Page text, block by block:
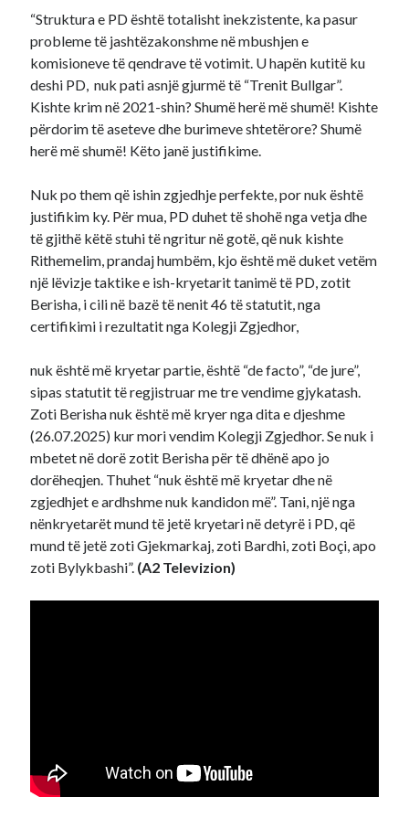
“Struktura e PD është totalisht inekzistente, ka pasur
probleme të jashtëzakonshme në mbushjen e
komisioneve të qendrave të votimit. U hapën kutitë ku
deshi PD, nuk pati asnjë gjurmë të “Trenit Bullgar”.
Kishte krim në 2021-shin? Shumë herë më shumë! Kishte
përdorim të aseteve dhe burimeve shtetërore? Shumë
herë më shumë! Këto janë justifikime.
Nuk po them që ishin zgjedhje perfekte, por nuk është
justifikim ky. Për mua, PD duhet të shohë nga vetja dhe
të gjithë këtë stuhi të ngritur në gotë, që nuk kishte
Rithemelim, prandaj humbëm, kjo është më duket vetëm
një lëvizje taktike e ish-kryetarit tanimë të PD, zotit
Berisha, i cili në bazë të nenit 46 të statutit, nga
certifikimi i rezultatit nga Kolegji Zgjedhor,
nuk është më kryetar partie, është “de facto”, “de jure”,
sipas statutit të regjistruar me tre vendime gjykatash.
Zoti Berisha nuk është më kryer nga dita e djeshme
(26.07.2025) kur mori vendim Kolegji Zgjedhor. Se nuk i
mbetet në dorë zotit Berisha për të dhënë apo jo
dorëheqjen. Thuhet “nuk është më kryetar dhe në
zgjedhjet e ardhshme nuk kandidon më”. Tani, një nga
nënkryetarët mund të jetë kryetari në detyrë i PD, që
mund të jetë zoti Gjekmarkaj, zoti Bardhi, zoti Boçi, apo
zoti Bylykbashi”. (A2 Televizion)